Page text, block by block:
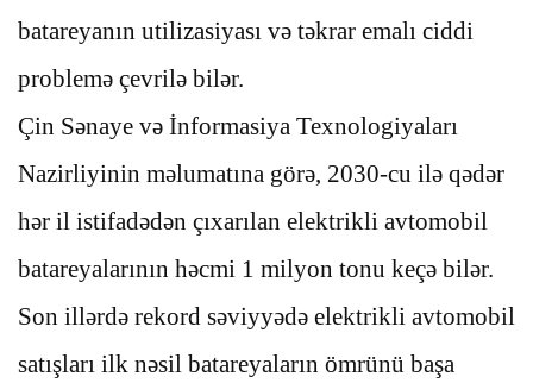
batareyanın utilizasiyası və təkrar emalı ciddi
problemə çevrilə bilər.
Çin Sənaye və İnformasiya Texnologiyaları
Nazirliyinin məlumatına görə, 2030-cu ilə qədər
hər il istifadədən çıxarılan elektrikli avtomobil
batareyalarının həcmi 1 milyon tonu keçə bilər.
Son illərdə rekord səviyyədə elektrikli avtomobil
satışları ilk nəsil batareyaların ömrünü başa